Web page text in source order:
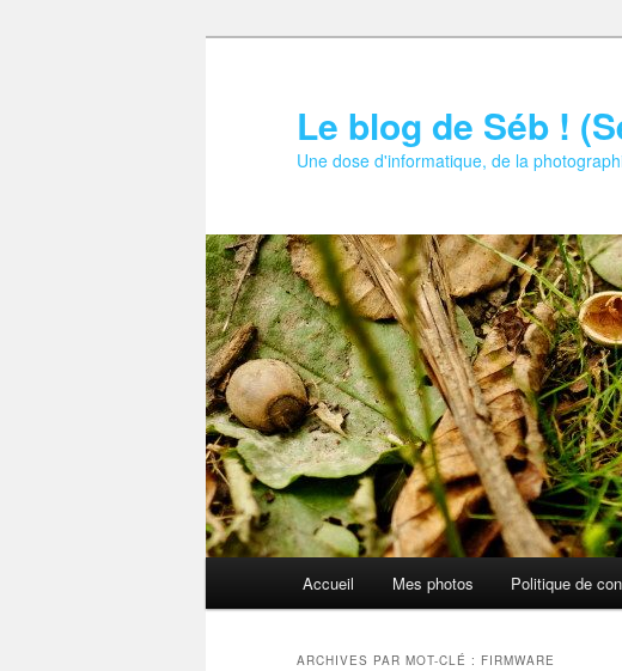
Le blog de Séb !
Une dose d'informatique, de la
Accueil Mes photos Politique de
ARCHIVES PAR MOT-CLÉ : FIRMWARE